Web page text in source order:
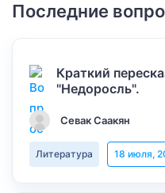
Последние
Краткий
"Недоросль".
Севак Саакян
Литература 18 июля,